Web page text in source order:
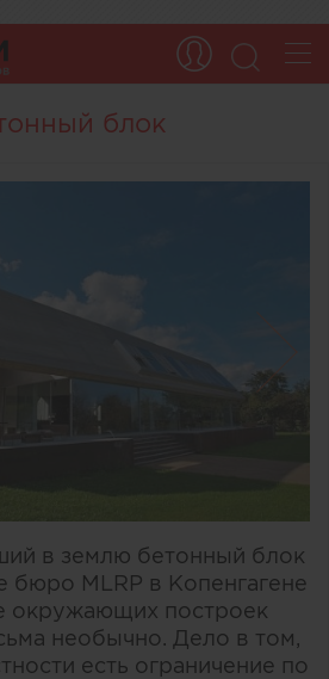
блок
в землю бетонный блок
бюро MLRP в Копенгагене
окружающих построек
необычно. Дело в том,
есть ограничение по